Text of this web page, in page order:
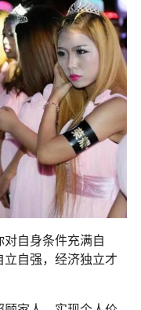
自身条件充满自
自强，经济独立才